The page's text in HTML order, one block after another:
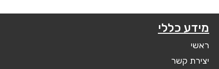
מידע כללי
ראשי
יצירת קשר